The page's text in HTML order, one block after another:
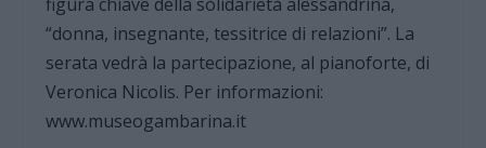
“donna, insegnante, tessitrice di relazioni”. La
serata vedrà la partecipazione, al pianoforte, di
Veronica Nicolis. Per informazioni:
www.museogambarina.it